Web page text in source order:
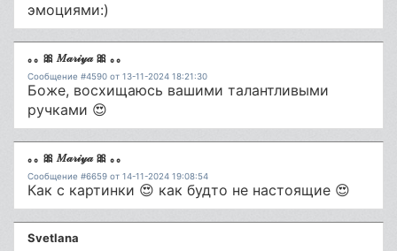
эмоциями:)
｡｡ 🎀 𝑀𝒶𝓇𝒾𝓎𝒶 🎀 ｡｡
Сообщение #4590 от 13-11-2024 18:21:30
Боже, восхищаюсь вашими талантливыми
ручками 😍
｡｡ 🎀 𝑀𝒶𝓇𝒾𝓎𝒶 🎀 ｡｡
Сообщение #6659 от 14-11-2024 19:08:54
Как с картинки 😍 как будто не настоящие 😍
Svetlana